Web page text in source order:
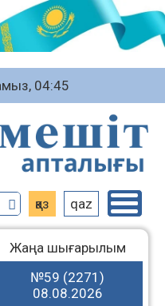
04:45
қаз qaz
Жаңа шығарылым
№59 (2271)
08.08.2026